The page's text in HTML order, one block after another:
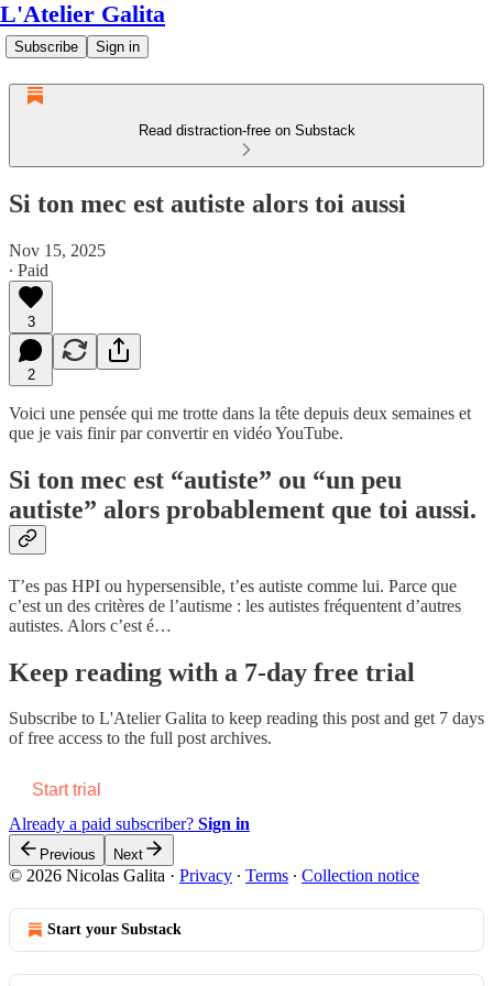
L'Atelier Galita
Subscribe Sign in
Read distraction-free on Substack
Si ton mec est autiste alors toi aussi
Nov 15, 2025
∙ Paid
3
2
Voici une pensée qui me trotte dans la tête depuis deux semaines et
que je vais finir par convertir en vidéo YouTube.
Si ton mec est “autiste” ou “un peu
autiste” alors probablement que toi aussi.
T’es pas HPI ou hypersensible, t’es autiste comme lui. Parce que
c’est un des critères de l’autisme : les autistes fréquentent d’autres
autistes. Alors c’est é…
Keep reading with a 7-day free trial
Subscribe to L'Atelier Galita to keep reading this post and get 7 days
of free access to the full post archives.
Start trial
Already a paid subscriber? Sign in
Previous Next
© 2026 Nicolas Galita · Privacy ∙ Terms ∙ Collection notice
Start your Substack